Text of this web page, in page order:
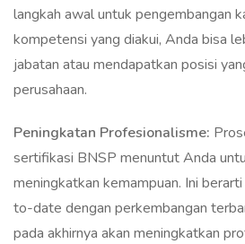
langkah awal untuk pengembangan
kompetensi yang diakui, Anda bisa
jabatan atau mendapatkan posisi
perusahaan.
Peningkatan Profesionalisme:
sertifikasi BNSP menuntut Anda
meningkatkan kemampuan. Ini
to-date dengan perkembangan
pada akhirnya akan meningkatkan